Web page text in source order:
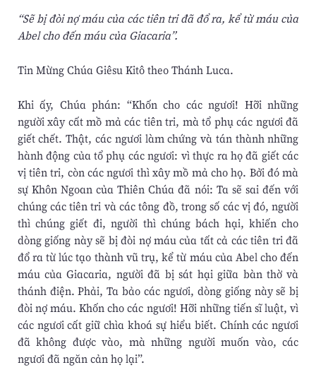
“Sẽ bị đòi nợ máu của các tiên tri đã đổ ra, kể từ máu của
Abel cho đến máu của Giacaria”.
Tin Mừng Chúa Giêsu Kitô theo Thánh Luca.
Khi ấy, Chúa phán: “Khốn cho các ngươi! Hỡi những
người xây cất mồ mả các tiên tri, mà tổ phụ các ngươi đã
giết chết. Thật, các ngươi làm chứng và tán thành những
hành động của tổ phụ các ngươi: vì thực ra họ đã giết các
vị tiên tri, còn các ngươi thì xây mồ mả cho họ. Bởi đó mà
sự Khôn Ngoan của Thiên Chúa đã nói: Ta sẽ sai đến với
chúng các tiên tri và các tông đồ, trong số các vị đó, người
thì chúng giết đi, người thì chúng bách hại, khiến cho
dòng giống này sẽ bị đòi nợ máu của tất cả các tiên tri đã
đổ ra từ lúc tạo thành vũ trụ, kể từ máu của Abel cho đến
máu của Giacaria, người đã bị sát hại giữa bàn thờ và
thánh điện. Phải, Ta bảo các ngươi, dòng giống này sẽ bị
đòi nợ máu. Khốn cho các ngươi! Hỡi những tiến sĩ luật, vì
các ngươi cất giữ chìa khoá sự hiểu biết. Chính các ngươi
đã không được vào, mà những người muốn vào, các
ngươi đã ngăn cản họ lại”.